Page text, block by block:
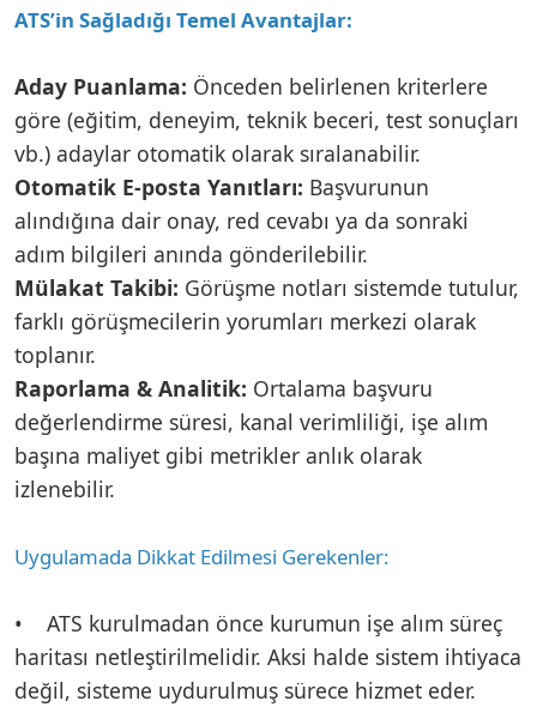
ATS’in Sağladığı Temel Avantajlar:
Aday Puanlama: Önceden belirlenen kriterlere
göre (eğitim, deneyim, teknik beceri, test sonuçları
vb.) adaylar otomatik olarak sıralanabilir.
Otomatik E-posta Yanıtları: Başvurunun
alındığına dair onay, red cevabı ya da sonraki
adım bilgileri anında gönderilebilir.
Mülakat Takibi: Görüşme notları sistemde tutulur,
farklı görüşmecilerin yorumları merkezi olarak
toplanır.
Raporlama & Analitik: Ortalama başvuru
değerlendirme süresi, kanal verimliliği, işe alım
başına maliyet gibi metrikler anlık olarak
izlenebilir.
Uygulamada Dikkat Edilmesi Gerekenler:
• ATS kurulmadan önce kurumun işe alım süreç
haritası netleştirilmelidir. Aksi halde sistem ihtiyaca
değil, sisteme uydurulmuş sürece hizmet eder.